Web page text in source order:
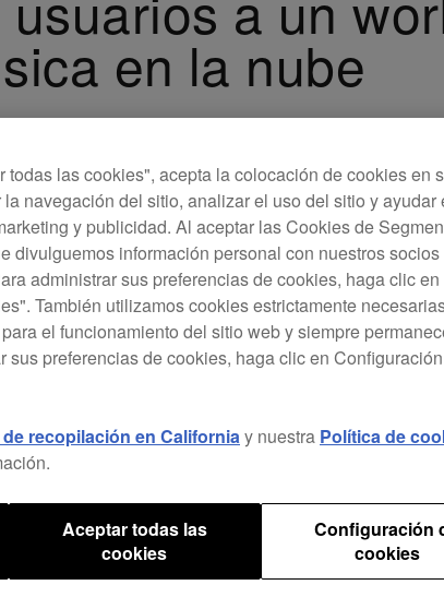
en la nube
musical basada en la nube utilizada por más
sampler profesional, el TORAIZ SP-16. Esta
una integración perfecta con una biblioteca de
todas las cookies", acepta la colocación de cookies en
navegación del sitio, analizar el uso del sitio y ayudar
y publicidad. Al aceptar las Cookies de
divulguemos información personal con nuestros socios
administrar sus preferencias de cookies, haga clic en
También utilizamos cookies estrictamente
el funcionamiento del sitio web y siempre
sus preferencias de cookies, haga clic en
recopilación en Californiay nuestra Política de
Configuración
cookies
Aceptar todas las
cookies